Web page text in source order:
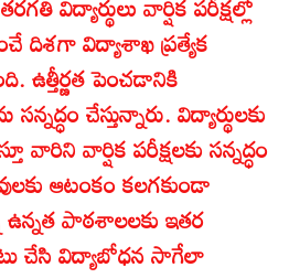
దిశగా విద్యాశాఖ ప్రత్యేక
ఉత్తీర్ణత పెంచడానికి
చేస్తున్నారు. విద్యార్థులకు
వారిని వార్షిక పరీక్షలకు సన్నద్ధం
ఆటంకం కలగకుండా
పాఠశాలలకు ఇతర
చేసి విద్యాబోధన సాగేలా